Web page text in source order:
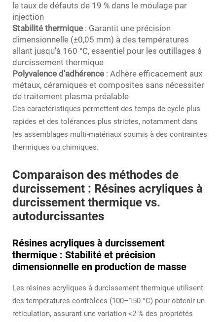
le taux de défauts de 19 % dans le moulage par
injection
Stabilité thermique : Garantit une précision
dimensionnelle (±0,05 mm) à des températures
allant jusqu'à 160 °C, essentiel pour les outillages à
durcissement thermique
Polyvalence d'adhérence : Adhère efficacement aux
métaux, céramiques et composites sans nécessiter
de traitement plasma préalable
Ces caractéristiques permettent des temps de cycle plus
rapides et des tolérances plus strictes, notamment dans
les assemblages multi-matériaux soumis à des contraintes
thermiques ou chimiques.
Comparaison des méthodes de
durcissement : Résines acryliques à
durcissement thermique vs.
autodurcissantes
Résines acryliques à durcissement
thermique : Stabilité et précision
dimensionnelle en production de masse
Les résines acryliques à durcissement thermique utilisent
des températures contrôlées (100–150 °C) pour obtenir un
réticulation, assurant une variation <2 % des propriétés